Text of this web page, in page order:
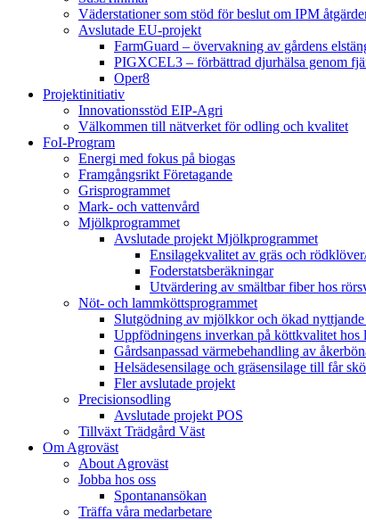
Väderstationer som stöd för beslut om IPM
Avslutade EU-projekt
FarmGuard – övervakning av gårdens
PIGXCEL3 – förbättrad djurhälsa genom
Oper8
Projektinitiativ
Innovationsstöd EIP-Agri
Välkommen till nätverket för odling och kvalitet
FoI-Program
Energi med fokus på biogas
Framgångsrikt Företagande
Grisprogrammet
Mark- och vattenvård
Mjölkprogrammet
Avslutade projekt Mjölkprogrammet
Ensilagekvalitet av gräs och
Foderstatsberäkningar
Utvärdering av smältbar fiber hos
Nöt- och lammköttsprogrammet
Slutgödning av mjölkkor och ökad
Uppfödningens inverkan på köttkvalitet hos
Gårdsanpassad värmebehandling av
Helsädesensilage och gräsensilage till får
Fler avslutade projekt
Precisionsodling
Avslutade projekt POS
Tillväxt Trädgård Väst
Om Agroväst
About Agroväst
Jobba hos oss
Spontanansökan
Träffa våra medarbetare